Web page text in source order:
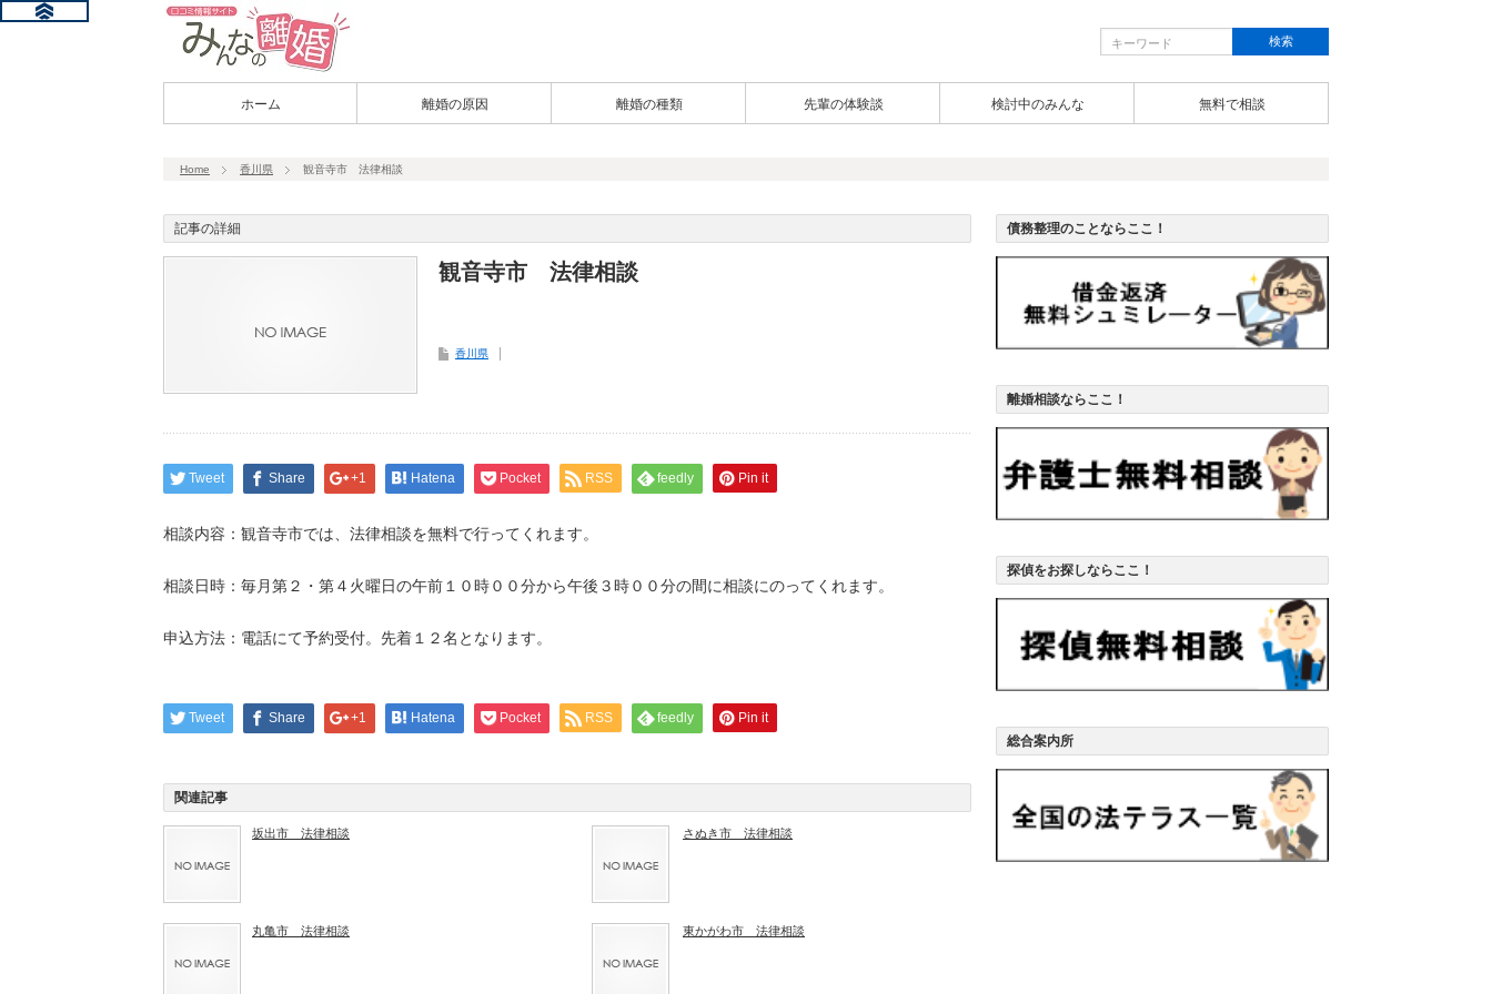
ホーム 離婚の原因 離婚の種類 先輩の体験談 検討中のみんな 無料で相談
Home 香川県 観音寺市 法律相談
記事の詳細
観音寺市 法律相談
香川県
Tweet Share +1 Hatena Pocket RSS feedly Pin it
相談内容：観音寺市では、法律相談を無料で行ってくれます。
相談日時：毎月第２・第４火曜日の午前１０時００分から午後３時００分の間に相談にのってくれます。
申込方法：電話にて予約受付。先着１２名となります。
Tweet Share +1 Hatena Pocket RSS feedly Pin it
関連記事
坂出市 法律相談 さぬき市 法律相談
丸亀市 法律相談 東かがわ市 法律相談
債務整理のことならここ！
離婚相談ならここ！
探偵をお探しならここ！
総合案内所